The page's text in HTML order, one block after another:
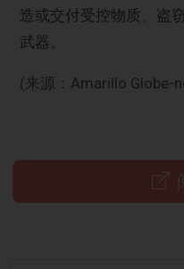
造或交付受控物质、盗
武器。
(来源：Amarillo Globe-